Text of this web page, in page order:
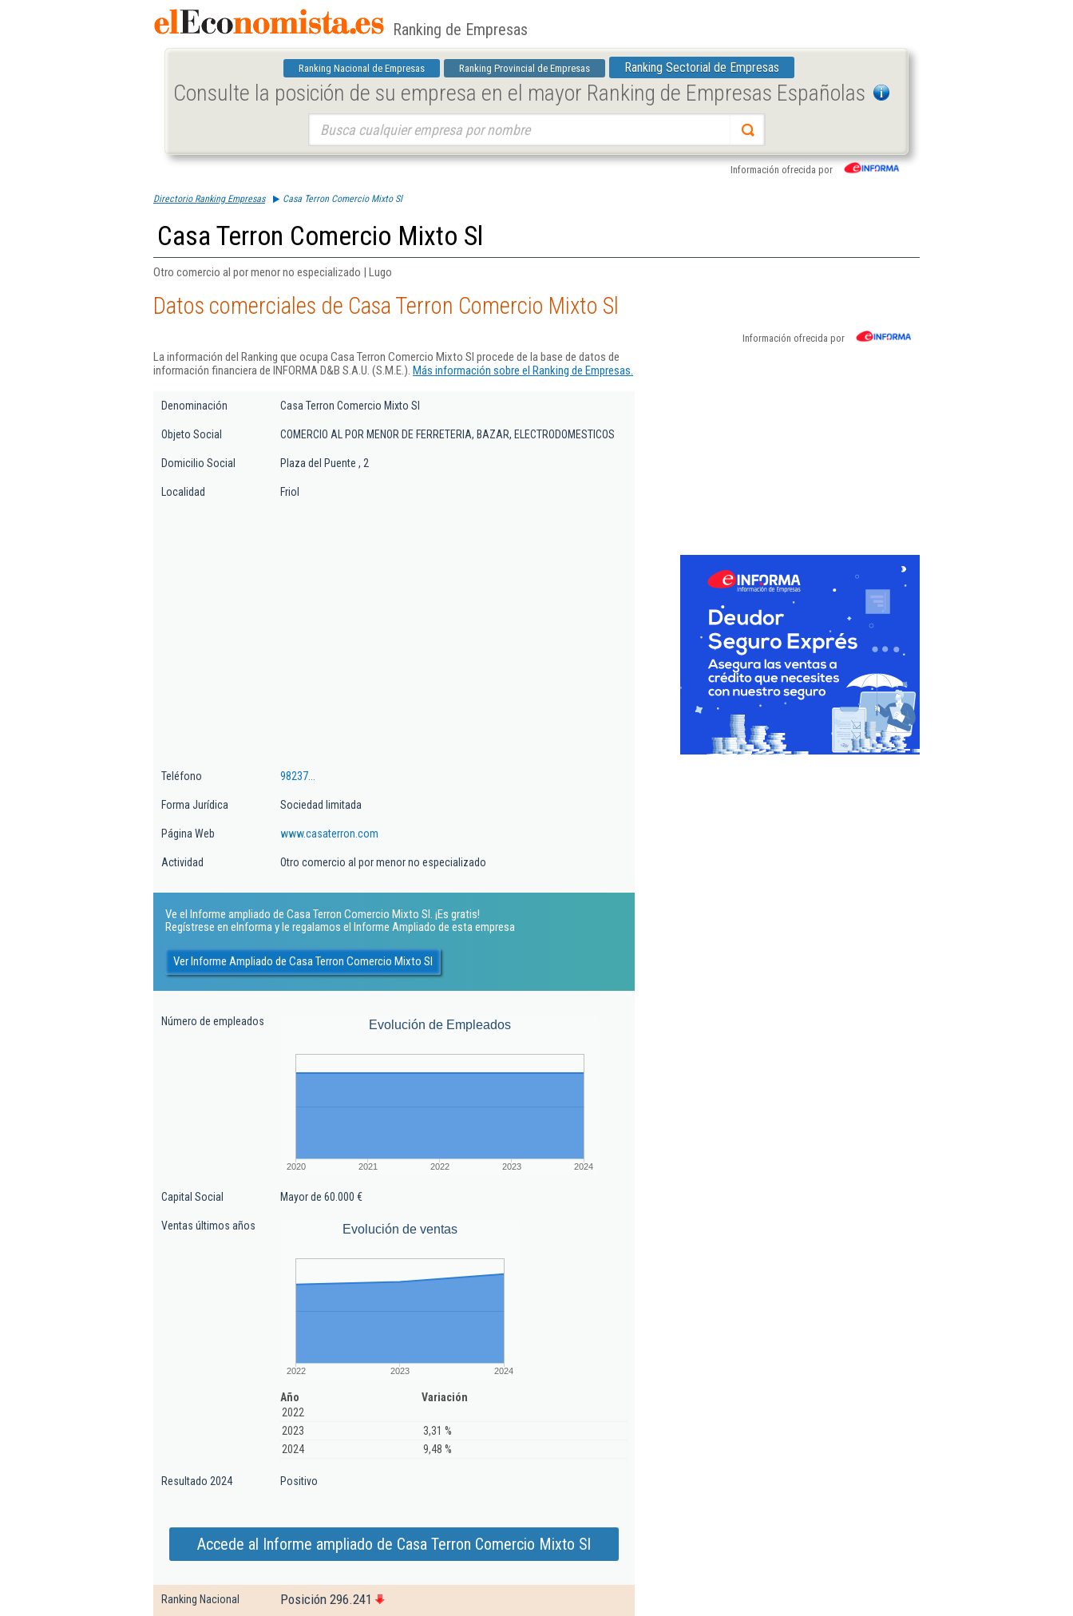
Ranking de Empresas
Ranking Nacional de Empresas Ranking Provincial de Empresas Ranking Sectorial de Empresas
Consulte la posición de su empresa en el mayor Ranking de Empresas Españolas
Información ofrecida por
Directorio Ranking Empresas Casa Terron Comercio Mixto Sl
Casa Terron Comercio Mixto Sl
Otro comercio al por menor no especializado | Lugo
Datos comerciales de Casa Terron Comercio Mixto Sl
Información ofrecida por
La información del Ranking que ocupa Casa Terron Comercio Mixto Sl procede de la base de datos de
información financiera de INFORMA D&B S.A.U. (S.M.E.). Más información sobre el Ranking de Empresas.
Denominación Casa Terron Comercio Mixto Sl
Objeto Social COMERCIO AL POR MENOR DE FERRETERIA, BAZAR, ELECTRODOMESTICOS
Domicilio Social Plaza del Puente , 2
Localidad Friol
Teléfono 98237...
Forma Jurídica Sociedad limitada
Página Web www.casaterron.com
Actividad Otro comercio al por menor no especializado
Ve el Informe ampliado de Casa Terron Comercio Mixto Sl. ¡Es gratis!
Regístrese en eInforma y le regalamos el Informe Ampliado de esta empresa
Ver Informe Ampliado de Casa Terron Comercio Mixto Sl
Número de empleados Evolución de Empleados
2020 2021 2022 2023 2024
Capital Social Mayor de 60.000 €
Ventas últimos años Evolución de ventas
2022 2023 2024
Año
Variación
2022
2023
3,31 %
2024
9,48 %
Resultado 2024 Positivo
Accede al Informe ampliado de Casa Terron Comercio Mixto Sl
Ranking Nacional Posición 296.241